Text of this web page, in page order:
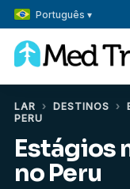
Português ▾
LAR › DESTINOS ›
PERU
Estágios
no Peru